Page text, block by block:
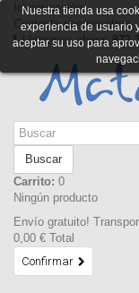
Iniciar sesión
Contacte con nosotros
Llámanos ahora: 972
Buscar
Carrito: 0
Ningún producto
Envío gratuito!
0,00 € Total
Confirmar
Nuestra tienda usa
experiencia de usuario
aceptar su uso para